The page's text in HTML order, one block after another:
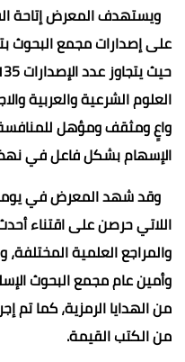
ويستهدف المعرض إتاحة
العلوم الشرعية والعربية
واعٍ ومثقف ومؤهل
الإسهام بشكل فاعل في
وقد شهد المعرض في يومه
اللاتي حرصن على اقتناء
والمراجع العلمية
وأمين عام مجمع البحوث
من الهدايا الرمزية، كما
من الكتب القيمة.